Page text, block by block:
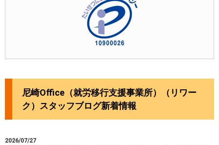
尼崎Office（就労移行支援事業所）（リワー
ク）スタッフブログ新着情報
2026/07/27